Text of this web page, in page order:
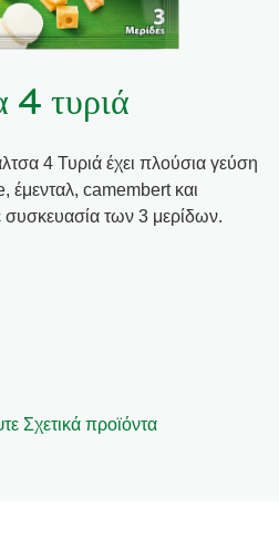
Νικολαΐδη
4 τυριά
4 Τυριά έχει πλούσια γεύση
camembert και
των 3 μερίδων.
Σχετικά προϊόντα